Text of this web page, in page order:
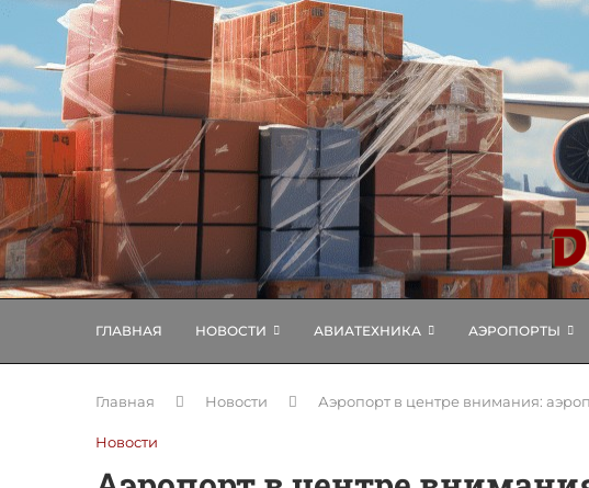
ГЛАВНАЯ НОВОСТИ АВИАТЕХНИКА АЭРОПОРТЫ
Главная Новости Аэропорт в центре внимания:
Новости